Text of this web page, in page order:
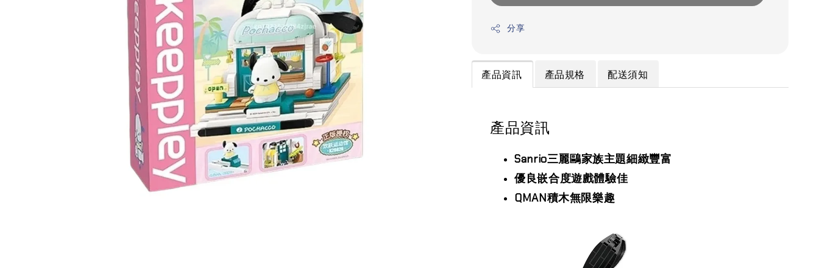
分享
產品資訊 產品規格 配送須知
產品資訊
Sanrio三麗鷗家族主題細緻豐富
優良嵌合度遊戲體驗佳
QMAN積木無限樂趣